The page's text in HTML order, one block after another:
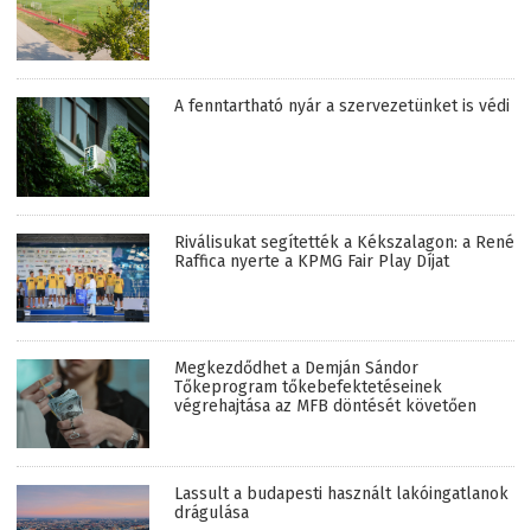
A fenntartható nyár a szervezetünket is védi
Riválisukat segítették a Kékszalagon: a René
Raffica nyerte a KPMG Fair Play Díjat
Megkezdődhet a Demján Sándor
Tőkeprogram tőkebefektetéseinek
végrehajtása az MFB döntését követően
Lassult a budapesti használt lakóingatlanok
drágulása